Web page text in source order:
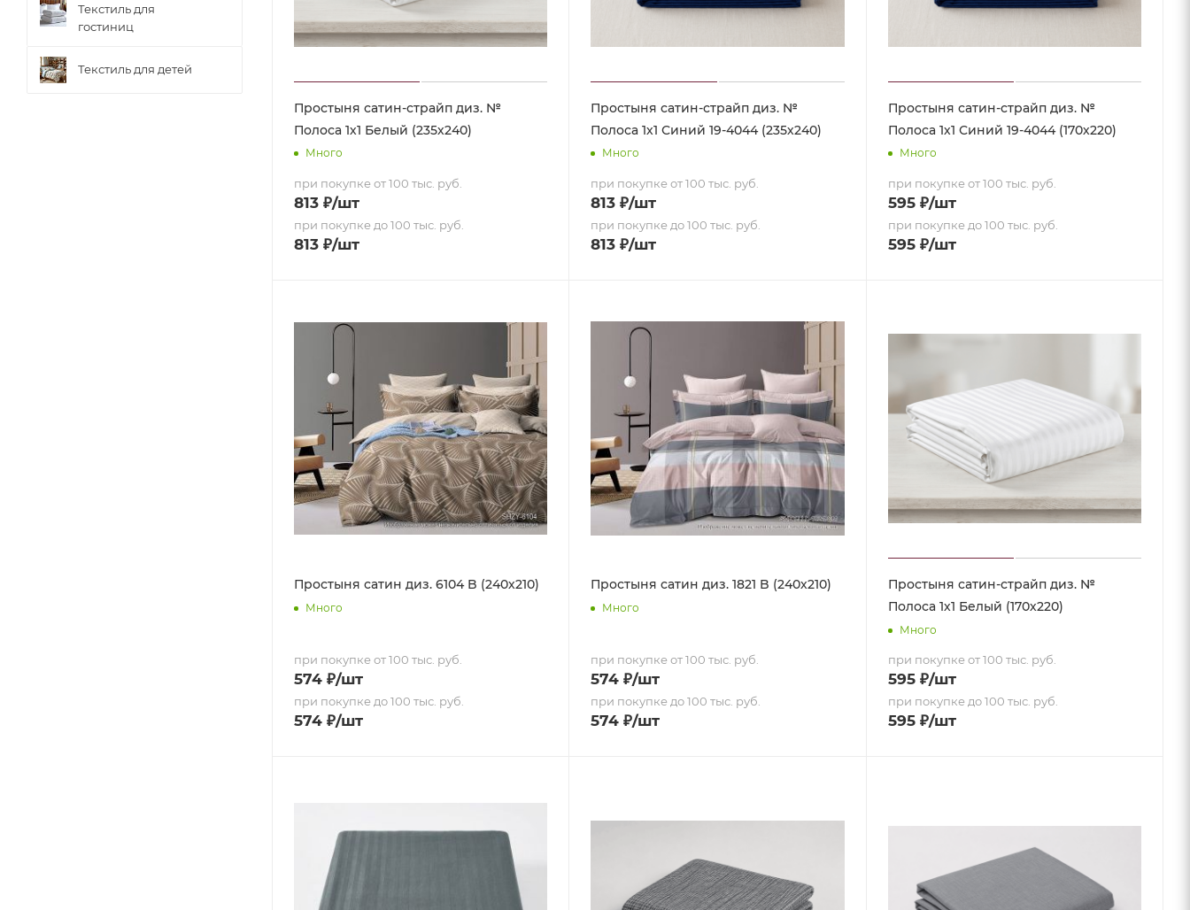
Простыня сатин-страйп диз. №
Полоса 1х1 Белый (235х240)
Много
при покупке от 100 тыс. руб.
813 ₽/шт
при покупке до 100 тыс. руб.
813 ₽/шт
Простыня сатин-страйп диз. №
Полоса 1х1 Синий 19-4044 (235х240)
Много
при покупке от 100 тыс. руб.
813 ₽/шт
при покупке до 100 тыс. руб.
813 ₽/шт
Простыня сатин-страйп диз. №
Полоса 1х1 Синий 19-4044 (170х220)
Много
при покупке от 100 тыс. руб.
595₽/шт
при покупке до 100 тыс. руб.
595₽/шт
Простыня сатин диз. 6104 B (240х210)
Много
при покупке от 100 тыс. руб.
574 ₽/шт
при покупке до 100 тыс. руб.
574 ₽/шт
Простыня сатин диз. 1821 B (240х210)
Много
при покупке от 100 тыс. руб.
574 ₽/шт
при покупке до 100 тыс. руб.
574 ₽/шт
Простыня сатин-страйп диз. №
Полоса 1х1 Белый (170х220)
Много
при покупке от 100 тыс. руб.
595₽/шт
при покупке до 100 тыс. руб.
595₽/шт
Текстиль для
гостиниц
Текстиль для детей